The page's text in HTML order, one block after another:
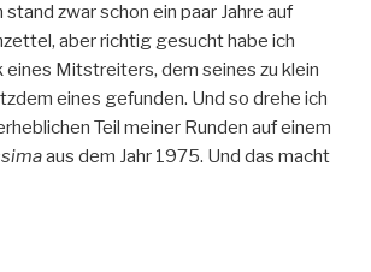
zwar schon ein paar Jahre auf
aber richtig gesucht habe ich
eines Mitstreiters, dem seines zu klein
eines gefunden. Und so drehe ich
Teil meiner Runden auf einem
aus dem Jahr 1975. Und das macht